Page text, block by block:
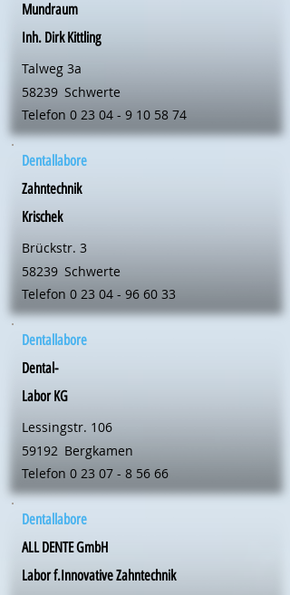
Mundraum
Inh. Dirk Kittling
Talweg 3a
58239 Schwerte
Telefon 0 23 04 - 9 10 58 74
Dentallabore
Zahntechnik
Krischek
Brückstr. 3
58239 Schwerte
Telefon 0 23 04 - 96 60 33
Dentallabore
Dental-
Labor KG
Lessingstr. 106
59192 Bergkamen
Telefon 0 23 07 - 8 56 66
Dentallabore
ALL DENTE GmbH
Labor f.Innovative Zahntechnik